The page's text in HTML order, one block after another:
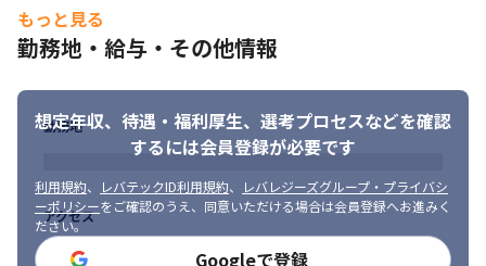
・より自身の責任範囲や社会へのサービスを通じた影響を拡大し
たいと考え転職活動中の方
・自分の強みと思う技術を保有している方
・自分のバックグラウンドを活かして、他部署と連携を取れる方
もっと見る
勤務地・給与・その他情報
想定年収、待遇・福利厚生、 選考プロセスなどを確認
するには会員登録が必要です
利用規約、 レバテックID利用規約、
レバレジーズグループ・プライバシ
ーポリシーをご確認のうえ、同意いただける場合は会員登録へお進みく
ださい。
Googleで登録
勤務地
アクセス